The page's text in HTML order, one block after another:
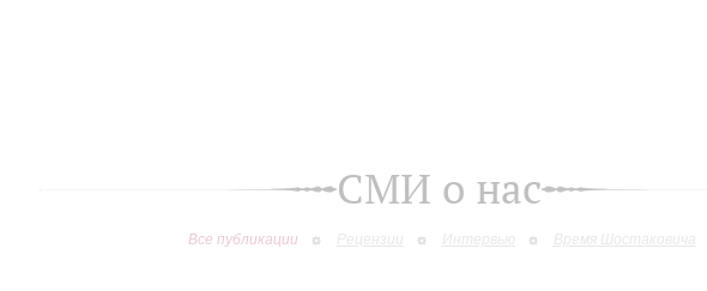
СМИ о нас
Все публикации Рецензии Интервью Время Шостаковича